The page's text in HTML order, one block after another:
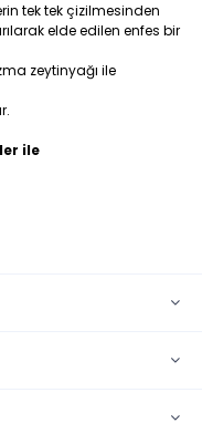
tek tek çizilmesinden
elde edilen enfes bir
zeytinyağı ile
ile